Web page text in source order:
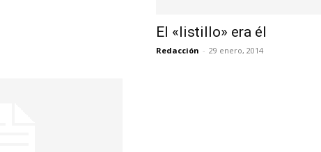
El «listillo» era él
Redacción - 29 enero, 2014